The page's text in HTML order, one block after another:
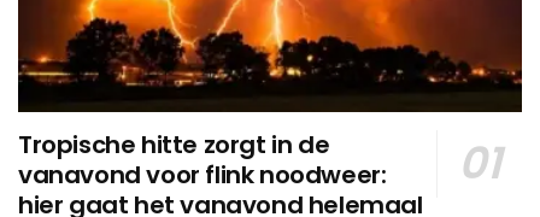
Tropische hitte zorgt in de
vanavond voor flink noodweer:
hier gaat het vanavond helemaal